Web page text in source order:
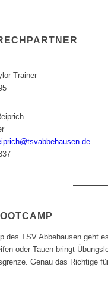
Trainer
des TSV Abbehausen geht
oder Tauen bringt
Genau das Richtige